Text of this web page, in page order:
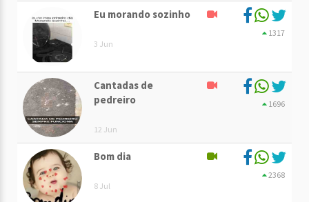
Eu morando sozinho
3 Jun
1317
Cantadas de
pedreiro
12 Jun
1696
Bom dia
8 Jul
2368